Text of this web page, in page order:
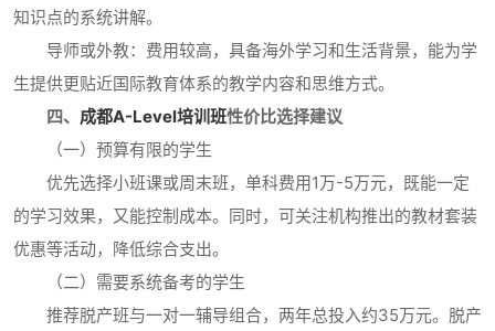
知识点的系统讲解。
导师或外教：费用较高，具备海外学习和生活背景，能为学
生提供更贴近国际教育体系的教学内容和思维方式。
四、 成都A-Level培训班性价比选择建议
（一）预算有限的学生
优先选择小班课或周末班，单科费用1万-5万元，既能一定
的学习效果，又能控制成本。同时，可关注机构推出的教材套装
优惠等活动，降低综合支出。
（二）需要系统备考的学生
推荐脱产班与一对一辅导组合，两年总投入约35万元。脱产